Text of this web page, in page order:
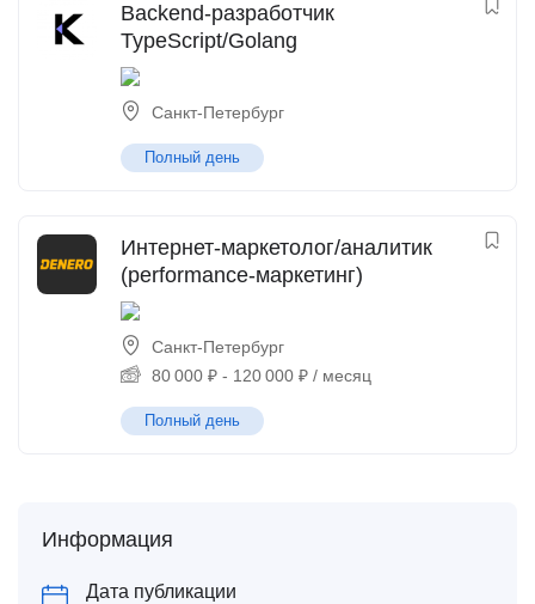
Backend-разработчик
TypeScript/Golang
Санкт-Петербург
Полный день
Интернет-маркетолог/аналитик
(performance-маркетинг)
Санкт-Петербург
80 000 ₽ - 120 000 ₽ / месяц
Полный день
Информация
Дата публикации